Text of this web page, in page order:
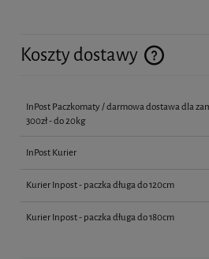
Koszty dostawy
Cena nie zawiera ewentualnych kosztów
InPost Paczkomaty / darmowa dostawa dla
300zł - do 20kg
InPost Kurier
Kurier Inpost - paczka długa do 120cm
Kurier Inpost - paczka długa do 180cm